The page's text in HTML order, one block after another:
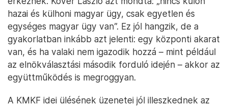
hazai és külhoni magyar ügy, csak egyetlen és
egységes magyar ügy van”. Ez jól hangzik, de a
gyakorlatban inkább azt jelenti: egy központi akarat
van, és ha valaki nem igazodik hozzá – mint például
az elnökválasztási második forduló idején – akkor az
együttműködés is megroggyan.
A KMKF idei ülésének üzenetei jól illeszkednek az